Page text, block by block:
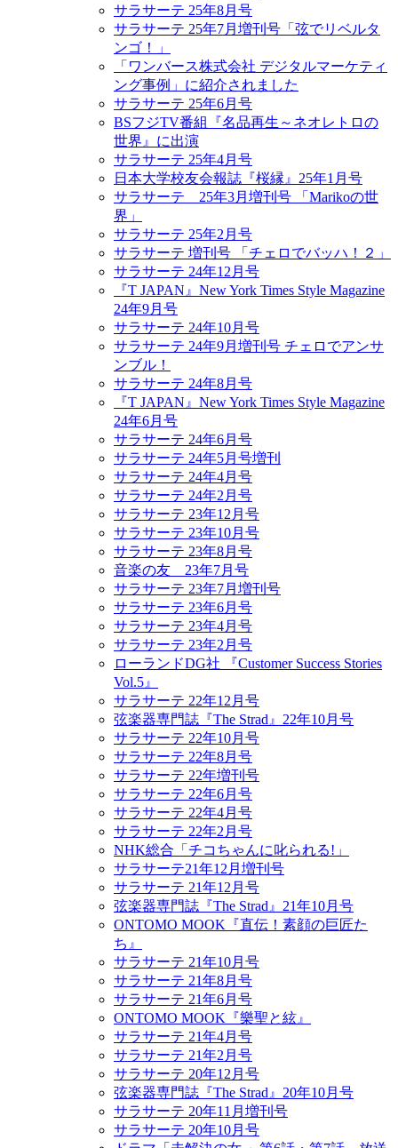
サラサーテ 25年8月号
サラサーテ 25年7月増刊号「弦でリベルタ
ンゴ！」
「ワンバース株式会社 デジタルマーケティ
ング事例」に紹介されました
サラサーテ 25年6月号
BSフジTV番組『名品再生～ネオレトロの
世界』に出演
サラサーテ 25年4月号
日本大学校友会報誌『桜縁』25年1月号
サラサーテ 25年3月増刊号 「Marikoの世
界」
サラサーテ 25年2月号
サラサーテ 増刊号 「チェロでバッハ！２」
サラサーテ 24年12月号
『T JAPAN』New York Times Style Magazine
24年9月号
サラサーテ 24年10月号
サラサーテ 24年9月増刊号 チェロでアンサ
ンブル！
サラサーテ 24年8月号
『T JAPAN』New York Times Style Magazine
24年6月号
サラサーテ 24年6月号
サラサーテ 24年5月号増刊
サラサーテ 24年4月号
サラサーテ 24年2月号
サラサーテ 23年12月号
サラサーテ 23年10月号
サラサーテ 23年8月号
音楽の友 23年7月号
サラサーテ 23年7月増刊号
サラサーテ 23年6月号
サラサーテ 23年4月号
サラサーテ 23年2月号
ローランドDG社 『Customer Success Stories
Vol.5』
サラサーテ 22年12月号
弦楽器専門誌『The Strad』22年10月号
サラサーテ 22年10月号
サラサーテ 22年8月号
サラサーテ 22年増刊号
サラサーテ 22年6月号
サラサーテ 22年4月号
サラサーテ 22年2月号
NHK総合「チコちゃんに叱られる!」
サラサーテ21年12月増刊号
サラサーテ 21年12月号
弦楽器専門誌『The Strad』21年10月号
ONTOMO MOOK『直伝！素顔の巨匠た
ち』
サラサーテ 21年10月号
サラサーテ 21年8月号
サラサーテ 21年6月号
ONTOMO MOOK『樂聖と絃』
サラサーテ 21年4月号
サラサーテ 21年2月号
サラサーテ 20年12月号
弦楽器専門誌『The Strad』20年10月号
サラサーテ 20年11月増刊号
サラサーテ 20年10月号